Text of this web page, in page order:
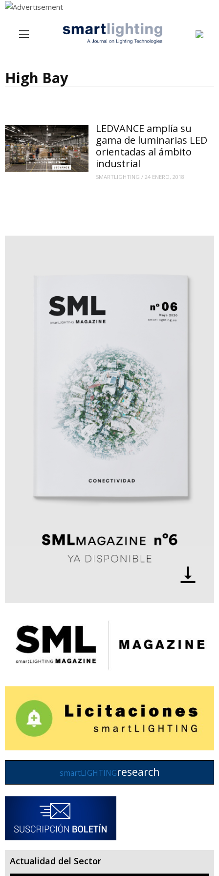
High Bay
LEDVANCE amplía su
gama de luminarias LED
orientadas al ámbito
industrial
SMARTLIGHTING /24 ENERO, 2018
smartLIGHTINGresearch
Actualidad del Sector